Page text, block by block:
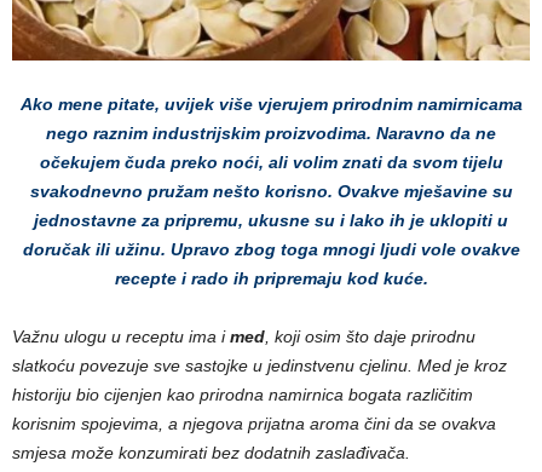
Ako mene pitate, uvijek više vjerujem prirodnim namirnicama
nego raznim industrijskim proizvodima. Naravno da ne
očekujem čuda preko noći, ali volim znati da svom tijelu
svakodnevno pružam nešto korisno. Ovakve mješavine su
jednostavne za pripremu, ukusne su i lako ih je uklopiti u
doručak ili užinu. Upravo zbog toga mnogi ljudi vole ovakve
recepte i rado ih pripremaju kod kuće.
Važnu ulogu u receptu ima imed , koji osim što daje prirodnu
slatkoću povezuje sve sastojke u jedinstvenu cjelinu. Med je kroz
historiju bio cijenjen kao prirodna namirnica bogata različitim
korisnim spojevima, a njegova prijatna aroma čini da se ovakva
smjesa može konzumirati bez dodatnih zaslađivača.